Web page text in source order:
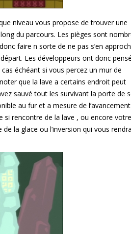
niveau vous propose de trouver une
du parcours. Les pièges sont
faire n sorte de ne pas s’en
Les développeurs ont donc
échéant si vous percez un mur de
que la lave a certains endroit peut
sauvé tout les survivant la porte de
au fur et a mesure de
si rencontre de la lave , ou encore votre
la glace ou l’inversion qui vous